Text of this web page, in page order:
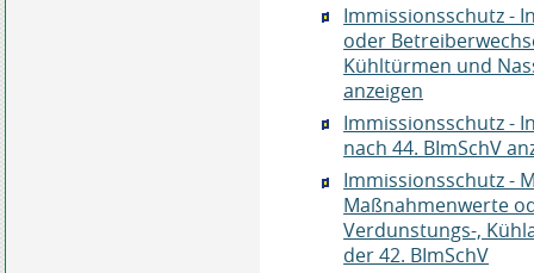
Immissionsschutz -
oder
Kühltürmen und
anzeigen
Immissionsschutz -
nach 44. BImSchV
Immissionsschutz -
Maßnahmenwerte
Verdunstungs-,
der 42. BImSchV